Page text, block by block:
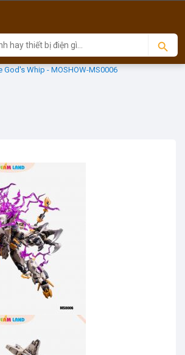
TOYS
God's Whip - MOSHOW-MS0006